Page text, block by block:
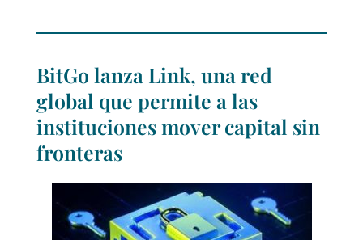
BitGo lanza Link, una red
global que permite a las
instituciones mover capital sin
fronteras